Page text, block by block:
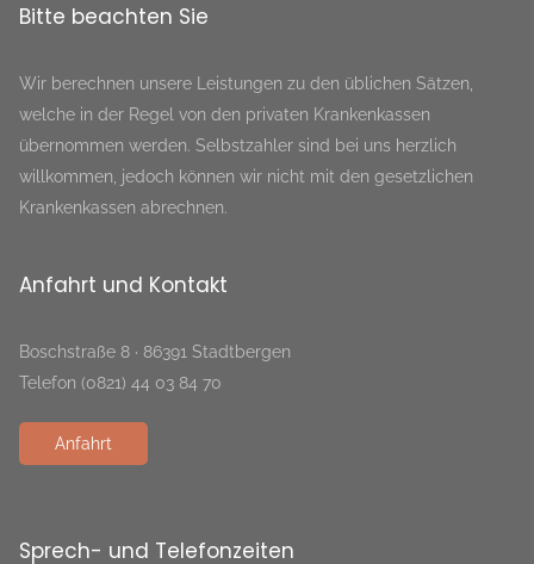
Bitte beachten Sie
Wir berechnen unsere Leistungen zu den üblichen Sätzen,
welche in der Regel von den privaten Krankenkassen
übernommen werden. Selbstzahler sind bei uns herzlich
willkommen, jedoch können wir nicht mit den gesetzlichen
Krankenkassen abrechnen.
Anfahrt und Kontakt
Boschstraße 8 · 86391 Stadtbergen
Telefon (0821) 44 03 84 70
Anfahrt
Sprech- und Telefonzeiten